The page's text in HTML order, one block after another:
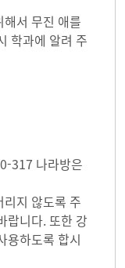
서 무진 애를
학과에 알려 주
317 나라방은
지 않도록 주
랍니다. 또한 강
용하도록 합시